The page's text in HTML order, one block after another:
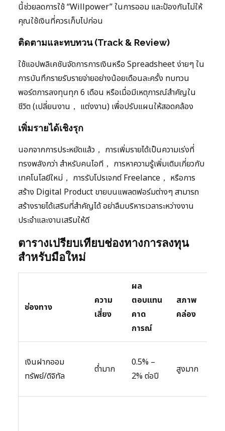
นี้ช่วยลดการใช้ “Willpower” ในการออม และป้องกันไม่ให้
คุณใช้เงินที่ควรเก็บไปก่อน
ติดตามและทบทวน (Track & Review)
ใช้แอปพลิเคชันจัดการการเงินหรือ Spreadsheet ง่ายๆ ใน
การบันทึกรายรับรายจ่ายอย่างน้อยเดือนละครั้ง ทบทวน
พอร์ตการลงทุนทุก 6 เดือน หรือเมื่อมีเหตุการณ์สำคัญใน
ชีวิต (เปลี่ยนงาน， แต่งงาน) เพื่อปรับแผนให้สอดคล้อง
เพิ่มรายได้เชิงรุก
นอกจากการประหยัดแล้ว， การเพิ่มรายได้เป็นความเร่งที่
ทรงพลังกว่า สำหรับคนไอที， การหาความรู้เพิ่มเติมเกี่ยวกับ
เทคโนโลยีใหม่， การรับโปรเจกต์ Freelance， หรือการ
สร้าง Digital Product ขายบนแพลตฟอร์มต่างๆ สามารถ
สร้างรายได้เสริมที่สำคัญได้ อย่าลืมบริหารเวลาระหว่างงาน
ประจำและงานเสริมให้ดี
ตารางเปรียบเทียบช่องทางการลงทุน
สำหรับมือใหม่
ช่องทาง
ความ
เสี่ยง
ผล
ตอบแทน
คาด
การณ์
สภาพ
คล่อง
เงินฝากออม
ทรัพย์/ดิจิทัล
ต่ำมาก
0.5% –
2% ต่อปี
สูงมาก